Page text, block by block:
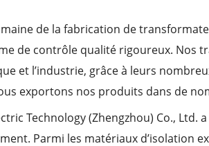
de la fabrication de
de contrôle qualité rigoureux. Nos
et l’industrie, grâce à leurs
exportons nos produits dans de
Technology (Zhengzhou) Co.,
Parmi les matériaux d’isolation